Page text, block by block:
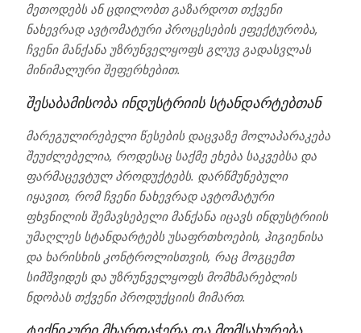
მეთოდებს ან ცდილობთ გაზარდოთ თქვენი
ნახევრად ავტომატური პროცესების ეფექტურობა,
ჩვენი მანქანა უზრუნველყოფს გლუვ გადასვლას
მინიმალური შეფერხებით.
შესაბამისობა ინდუსტრიის სტანდარტებთან
მარეგულირებელი წესების დაცვაზე მოლაპარაკება
შეუძლებელია, როდესაც საქმე ეხება საკვებსა და
ფარმაცევტულ პროდუქტებს. დარწმუნებული
იყავით, რომ ჩვენი ნახევრად ავტომატური
ფხვნილის შემავსებელი მანქანა იცავს ინდუსტრიის
უმაღლეს სტანდარტებს უსაფრთხოების, ჰიგიენისა
და ხარისხის კონტროლისთვის, რაც მოგცემთ
სიმშვიდეს და უზრუნველყოფს მომხმარებლის
ნდობას თქვენი პროდუქციის მიმართ.